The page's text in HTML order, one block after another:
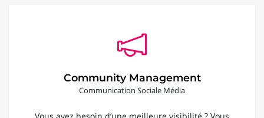
Community Management
Communication Sociale Média
Vous avez besoin d’une meilleure visibilité ? Vous